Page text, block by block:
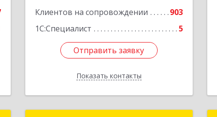
Клиентов на сопровождении
903
1С:Специалист
5
Отправить заявку
Показать контакты
Отправить заявку
Назад